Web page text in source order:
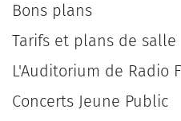
Bons plans
Tarifs et plans de salle
L'Auditorium de Radio
Concerts Jeune Public